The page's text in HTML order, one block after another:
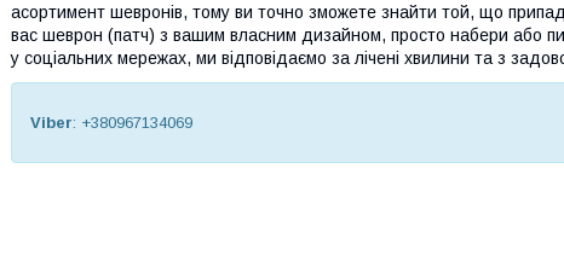
асортимент шевронів, тому ви точно зможете знайти той, що
вас шеврон (патч) з вашим власним дизайном, просто набери або
у соціальних мережах, ми відповідаємо за лічені хвилини та з
Viber: +380967134069